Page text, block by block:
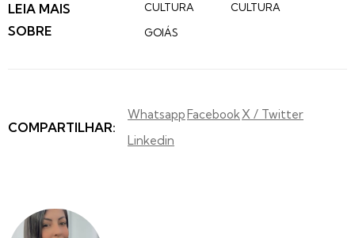
LEIA MAIS
SOBRE
CULTURA
CULTURA
GOIÁS
COMPARTILHAR:
Whatsapp FacebookX / Twitter
Linkedin